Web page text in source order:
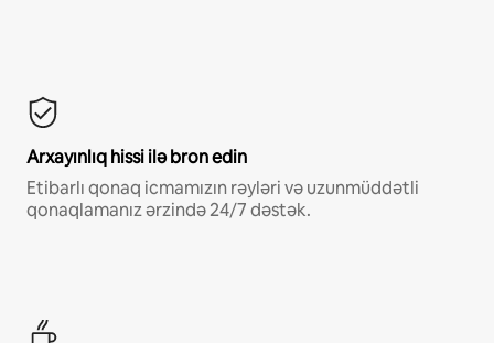
Arxayınlıq hissi ilə bron edin
Etibarlı qonaq icmamızın rəyləri və uzunmüddətli
qonaqlamanız ərzində 24/7 dəstək.